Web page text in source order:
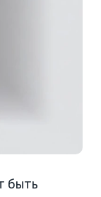
быть